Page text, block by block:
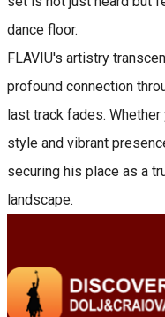
dance floor.
FLAVIU's artistry
profound connection
last track fades.
style and vibrant
securing his place as a
landscape.